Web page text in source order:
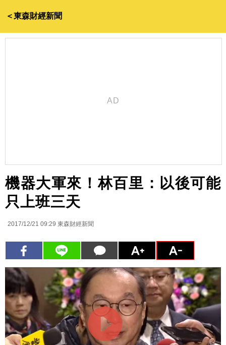
＜東森財經新聞
機器大軍來！林百里：以後可能
只上班三天
2017/12/21 09:29 東森財經新聞